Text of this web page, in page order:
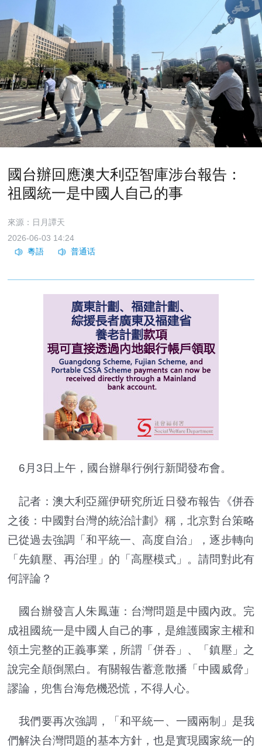
國台辦回應澳大利亞智庫涉台報告：
祖國統一是中國人自己的事
來源：日月譚天
2026-06-03 14:24
6月3日上午，國台辦舉行例行新聞發布會。
記者：澳大利亞羅伊研究所近日發布報告《併吞
之後：中國對台灣的統治計劃》稱，北京對台策略
已從過去強調「和平統一、高度自治」，逐步轉向
「先鎮壓、再治理」的「高壓模式」。請問對此有
何評論？
國台辦發言人朱鳳蓮：台灣問題是中國內政。完
成祖國統一是中國人自己的事，是維護國家主權和
領土完整的正義事業，所謂「併吞」、「鎮壓」之
說完全顛倒黑白。有關報告蓄意散播「中國威脅」
謬論，兜售台海危機恐慌，不得人心。
我們要再次強調，「和平統一、一國兩制」是我
們解決台灣問題的基本方針，也是實現國家統一的